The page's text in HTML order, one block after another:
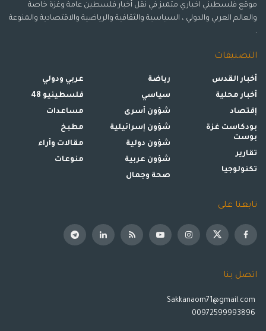
موقع فلسطيني اخباري متميز في نقل أخبار فلسطين عامة وغزة خاصة
والعالم العربي والدولي ، السياسية والثقافية والرياضية والاقتصادية والمنوعة
.
التصنيفات
أخبار القدس
أخبار محلية
إقتصاد
بودكاست غزة
بوست
تقارير
تكنولوجيا
رياضة
سياسي
شؤون أسرى
شؤون إسرائيلية
شؤون دولية
شؤون عربية
صحة وجمال
عربي ودولي
فلسطينيو 48
مساعدات
مطبخ
مقالات وأراء
منوعات
تابعنا على
اتصل بنا
Sakkanaom71@gmail.com